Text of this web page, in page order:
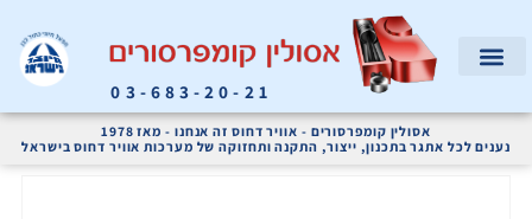
03-683-20-21
אסולין קומפרסורים - אוויר דחוס זה אנחנו - מאז 1978
נענים לכל אתגר בתכנון, ייצור, התקנה ותחזוקה של מערכות אוויר דחוס בישראל